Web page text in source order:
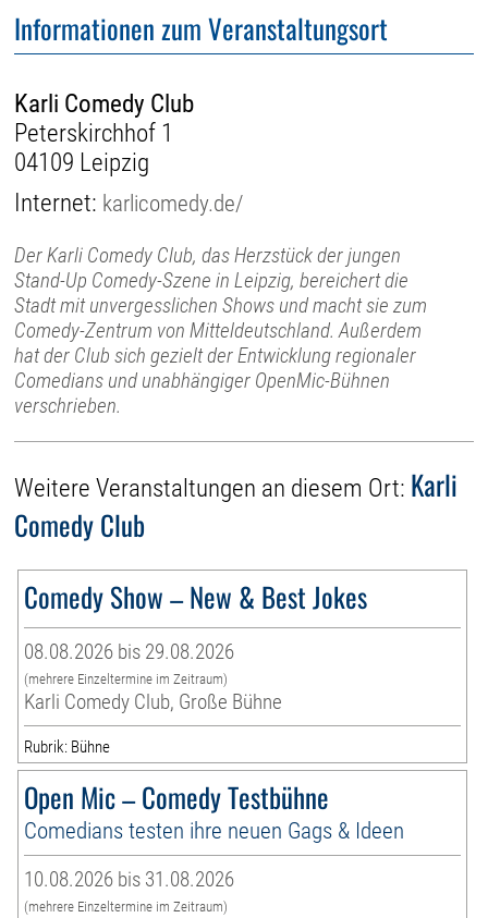
Informationen zum Veranstaltungsort
Karli Comedy Club
Peterskirchhof 1
04109 Leipzig
Internet: karlicomedy.de/
Der Karli Comedy Club, das Herzstück der jungen
Stand-Up Comedy-Szene in Leipzig, bereichert die
Stadt mit unvergesslichen Shows und macht sie zum
Comedy-Zentrum von Mitteldeutschland. Außerdem
hat der Club sich gezielt der Entwicklung regionaler
Comedians und unabhängiger OpenMic-Bühnen
verschrieben.
Weitere Veranstaltungen an diesem Ort: Karli
Comedy Club
Comedy Show – New & Best Jokes
08.08.2026 bis 29.08.2026
(mehrere Einzeltermine im Zeitraum)
Karli Comedy Club, Große Bühne
Rubrik: Bühne
Open Mic – Comedy Testbühne
Comedians testen ihre neuen Gags & Ideen
10.08.2026 bis 31.08.2026
(mehrere Einzeltermine im Zeitraum)